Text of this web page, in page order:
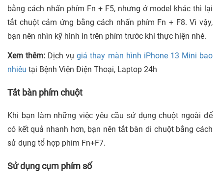
bằng cách nhấn phím Fn + F5, nhưng ở model khác thì lại
tắt chuột cảm ứng bằng cách nhấn phím Fn + F8. Vì vậy,
bạn nên nhìn kỹ hình in trên phím trước khi thực hiện nhé.
Xem thêm: Dịch vụgiá thay màn hình iPhone 13 Mini bao
nhiêu tại Bệnh Viện Điện Thoại, Laptop 24h
Tắt bàn phím chuột
Khi bạn làm những việc yêu cầu sử dụng chuột ngoài để
có kết quả nhanh hơn, bạn nên tắt bàn di chuột bằng cách
sử dụng tổ hợp phím Fn+F7.
Sử dụng cụm phím số